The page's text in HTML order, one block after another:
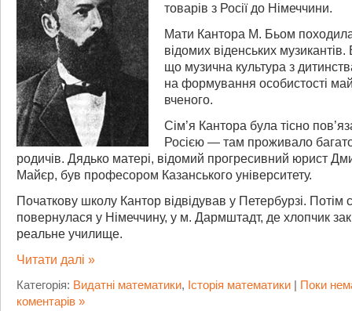
товарів з Росії до Німеччини.
Мати Кантора М. Бьом походила
відомих віденських
що музична культура з
на формування особистості
вченого.
Сім’я Кантора була тісно
Росією — там проживало
родичів. Дядько матері, відомий прогресивний юрист
Майєр, був професором Казанського університету.
Початкову школу Кантор відвідував у Петербурзі. Потім
повернулася у Німеччину, у м. Дармштадт, де хлопчик
реальне училище.
Читати далі »
Категорія: Видатні математики, Історія математики
Поки
коментарів »